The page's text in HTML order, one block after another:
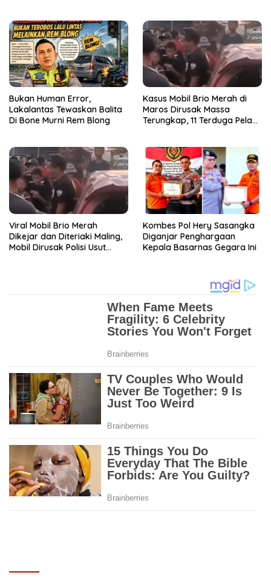
Bukan Human Error,
Lakalantas Tewaskan Balita
Di Bone Murni Rem Blong
Kasus Mobil Brio Merah di
Maros Dirusak Massa
Terungkap, 11 Terduga Pelaku
Viral Mobil Brio Merah
Dikejar dan Diteriaki Maling,
Mobil Dirusak Polisi Usut
Kombes Pol Hery Sasangka
Diganjar Penghargaan
Kepala Basarnas Gegara Ini